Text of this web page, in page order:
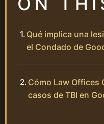
Qué implica una
el Condado de
Cómo Law Offices
casos de TBI en